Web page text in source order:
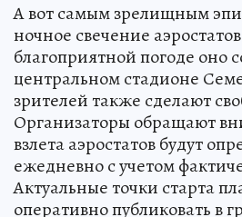
А вот самым зрелищным
ночное свечение
благоприятной погоде оно
центральном стадионе
зрителей также сделают
Организаторы обращают
взлета аэростатов будут
ежедневно с учетом
Актуальные точки старта
оперативно публиковать в